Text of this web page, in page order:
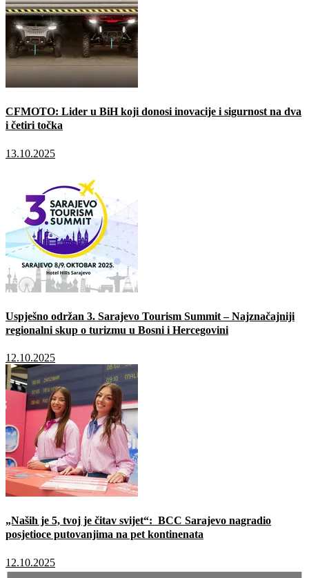
CFMOTO: Lider u BiH koji donosi inovacije i sigurnost na dva
i četiri točka
13.10.2025
Uspješno održan 3. Sarajevo Tourism Summit – Najznačajniji
regionalni skup o turizmu u Bosni i Hercegovini
12.10.2025
„Naših je 5, tvoj je čitav svijet“: BCC Sarajevo nagradio
posjetioce putovanjima na pet kontinenata
12.10.2025